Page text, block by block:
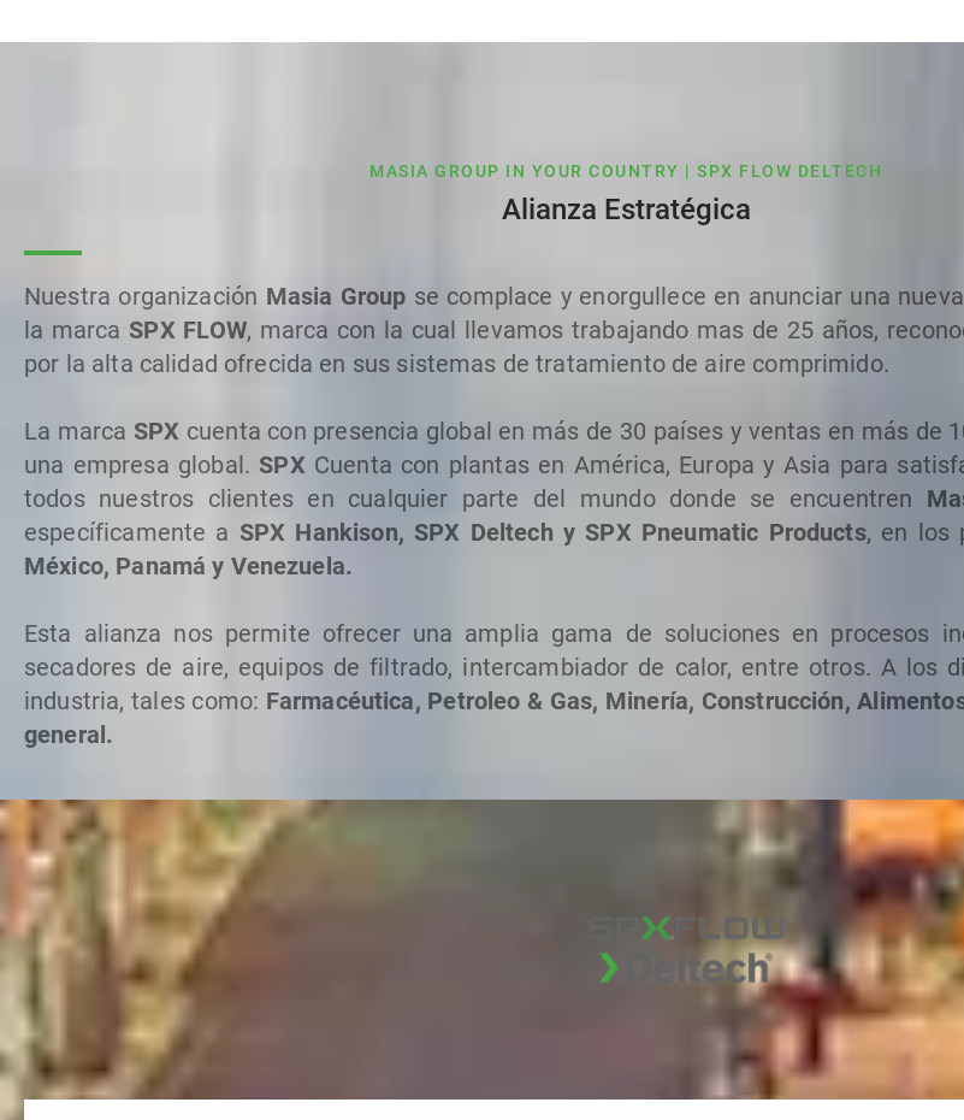
MASIA GROUP IN YOUR COUNTRY | SPX FLOW DELTECH
Alianza Estratégica
Nuestra organización Masia Group se complace y enorgullece en anunciar una
la marca SPX FLOW, marca con la cual llevamos trabajando mas de 25 años,
por la alta calidad ofrecida en sus sistemas de tratamiento de aire comprimido.
La marca SPX cuenta con presencia global en más de 30 países y ventas en más de
una empresa global. SPX Cuenta con plantas en América, Europa y Asia para
todos nuestros clientes en cualquier parte del mundo donde se encuentren
específicamente a SPX Hankison, SPX Deltech y SPX Pneumatic Products, en los
México, Panamá y Venezuela.
Esta alianza nos permite ofrecer una amplia gama de soluciones en procesos
secadores de aire, equipos de filtrado, intercambiador de calor, entre otros. A los
industria, tales como: Farmacéutica, Petroleo & Gas, Minería, Construcción,
general.